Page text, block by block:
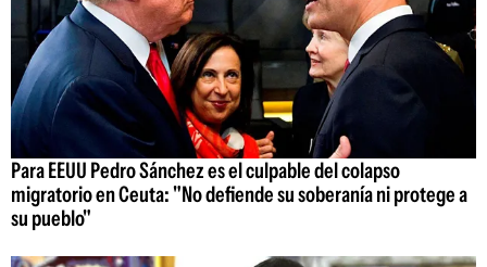
Para EEUU Pedro Sánchez es el culpable del colapso
migratorio en Ceuta: "No defiende su soberanía ni protege a
su pueblo"